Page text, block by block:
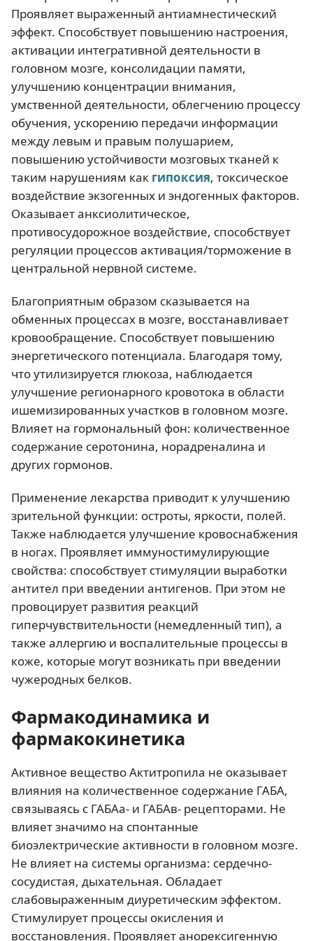
Проявляет выраженный антиамнестический
эффект. Способствует повышению настроения,
активации интегративной деятельности в
головном мозге, консолидации памяти,
улучшению концентрации внимания,
умственной деятельности, облегчению процессу
обучения, ускорению передачи информации
между левым и правым полушарием,
повышению устойчивости мозговых тканей к
таким нарушениям как гипоксия, токсическое
воздействие экзогенных и эндогенных факторов.
Оказывает анксиолитическое,
противосудорожное воздействие, способствует
регуляции процессов активация/торможение в
центральной нервной системе.
Благоприятным образом сказывается на
обменных процессах в мозге, восстанавливает
кровообращение. Способствует повышению
энергетического потенциала. Благодаря тому,
что утилизируется глюкоза, наблюдается
улучшение регионарного кровотока в области
ишемизированных участков в головном мозге.
Влияет на гормональный фон: количественное
содержание серотонина, норадреналина и
других гормонов.
Применение лекарства приводит к улучшению
зрительной функции: остроты, яркости, полей.
Также наблюдается улучшение кровоснабжения
в ногах. Проявляет иммуностимулирующие
свойства: способствует стимуляции выработки
антител при введении антигенов. При этом не
провоцирует развития реакций
гиперчувствительности (немедленный тип), а
также аллергию и воспалительные процессы в
коже, которые могут возникать при введении
чужеродных белков.
Фармакодинамика и
фармакокинетика
Активное вещество Актитропила не оказывает
влияния на количественное содержание ГАБА,
связываясь с ГАБАа- и ГАБАв- рецепторами. Не
влияет значимо на спонтанные
биоэлектрические активности в головном мозге.
Не влияет на системы организма: сердечно-
сосудистая, дыхательная. Обладает
слабовыраженным диуретическим эффектом.
Стимулирует процессы окисления и
восстановления. Проявляет анорексигенную